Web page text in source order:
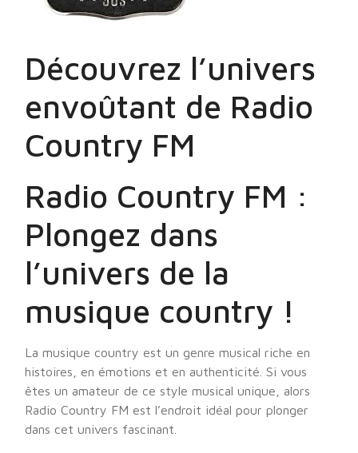
Découvrez l’univers
envoûtant de Radio
Country FM
Radio Country FM :
Plongez dans
l’univers de la
musique country !
La musique country est un genre musical riche en
histoires, en émotions et en authenticité. Si vous
êtes un amateur de ce style musical unique, alors
Radio Country FM est l’endroit idéal pour plonger
dans cet univers fascinant.